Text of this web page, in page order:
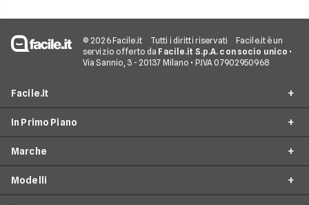
© 2026 Facile.it Tutti i diritti riservati
Facile.it è un
servizio offerto da Facile.it S.p.A. con socio unico •
Via Sannio, 3 - 20137 Milano • P.IVA 07902950968
Facile.it
Perché scegliere Facile.it
Spot TV
In Primo Piano
Noleggio lungo termine privati
Marche
Modelli